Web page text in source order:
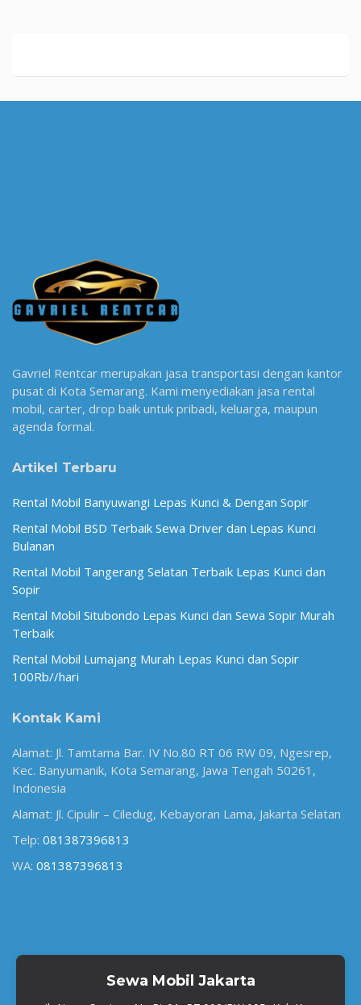
Gavriel Rentcar merupakan jasa transportasi dengan kantor
pusat di Kota Semarang. Kami menyediakan jasa rental
mobil, carter, drop baik untuk pribadi, keluarga, maupun
agenda formal.
Artikel Terbaru
Rental Mobil Banyuwangi Lepas Kunci & Dengan Sopir
Rental Mobil BSD Terbaik Sewa Driver dan Lepas Kunci
Bulanan
Rental Mobil Tangerang Selatan Terbaik Lepas Kunci dan
Sopir
Rental Mobil Situbondo Lepas Kunci dan Sewa Sopir Murah
Terbaik
Rental Mobil Lumajang Murah Lepas Kunci dan Sopir
100Rb//hari
Kontak Kami
Alamat: Jl. Tamtama Bar. IV No.80 RT 06 RW 09, Ngesrep,
Kec. Banyumanik, Kota Semarang, Jawa Tengah 50261,
Indonesia
Alamat: Jl. Cipulir – Ciledug, Kebayoran Lama, Jakarta Selatan
Telp: 081387396813
WA: 081387396813
Sewa Mobil Jakarta